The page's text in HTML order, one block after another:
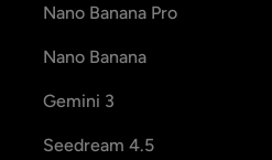
Nano Banana Pro
Nano Banana
Gemini 3
Seedream 4.5